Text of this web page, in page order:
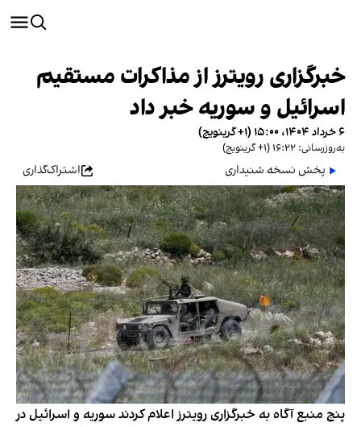
خبرگزاری رویترز از مذاکرات مستقیم
اسرائیل و سوریه خبر داد
۶ خرداد ۱۴۰۴، ۱۵:۰۰ (‎+۱ گرینویچ)
به‌روزرسانی: ۱۶:۲۲ (‎+۱ گرینویچ)
پخش نسخه شنیداری اشتراک‌گذاری
پنج منبع آگاه به خبرگزاری رویترز اعلام کردند سوریه و اسرائیل در